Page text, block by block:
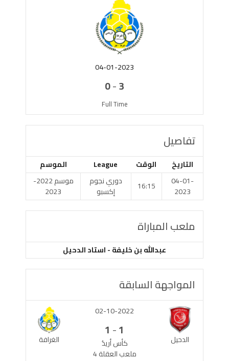
04-01-2023
3
-
0
Full Time
تفاصيل
التاريخ الوقت League
الموسم
04-01-
2023
16:15
دوري نجوم
إكسبو
موسم 2022-
2023
ملعب المباراة
عبدالله بن خليفة - استاد الدحيل
المواجهة السابقة
الدحيل الغرافة
02-10-2022
1
-
1
كأس أريدُ
ملعب العقلة 4